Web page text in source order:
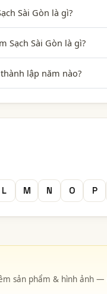
Sài Gòn là gì?
Sạch Sài Gòn là gì?
lập năm nào?
L M N O P
sản phẩm & hình ảnh —